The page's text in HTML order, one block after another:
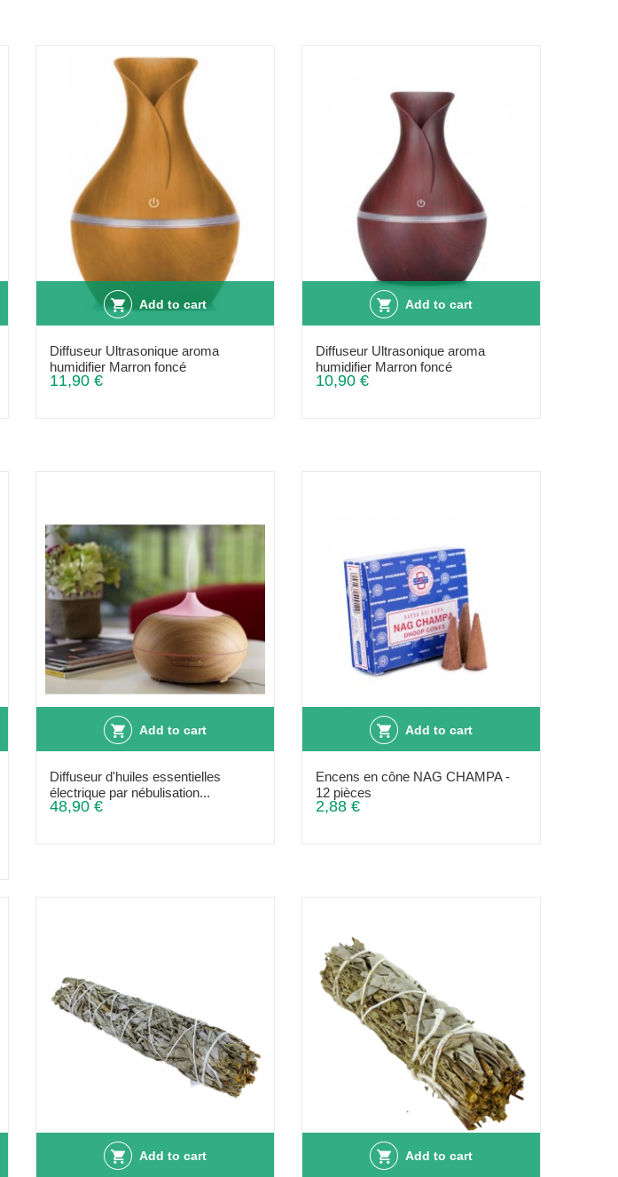
Add to cart
Diffuseur Ultrasonique aroma
humidifier Marron foncé
11,90 €
Add to cart
Diffuseur Ultrasonique aroma
humidifier Marron foncé
10,90 €
Add to cart
Diffuseur d'huiles essentielles
électrique par nébulisation...
48,90 €
Add to cart
Encens en cône NAG CHAMPA -
12 pièces
2,88 €
Add to cart Add to cart